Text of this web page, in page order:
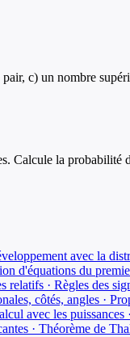
c) un nombre
Calcule la
avec la
d'équations du
· Règles des
côtés, angles ·
avec les puissances
· Théorème de